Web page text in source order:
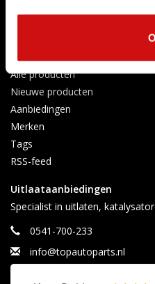
Garantievoorwaarden
Producten
Alle producten
Nieuwe producten
Aanbiedingen
Merken
Tags
RSS-feed
Uitlaataanbiedingen
Specialist in uitlaten,
0541-700-233
info@topautoparts.nl